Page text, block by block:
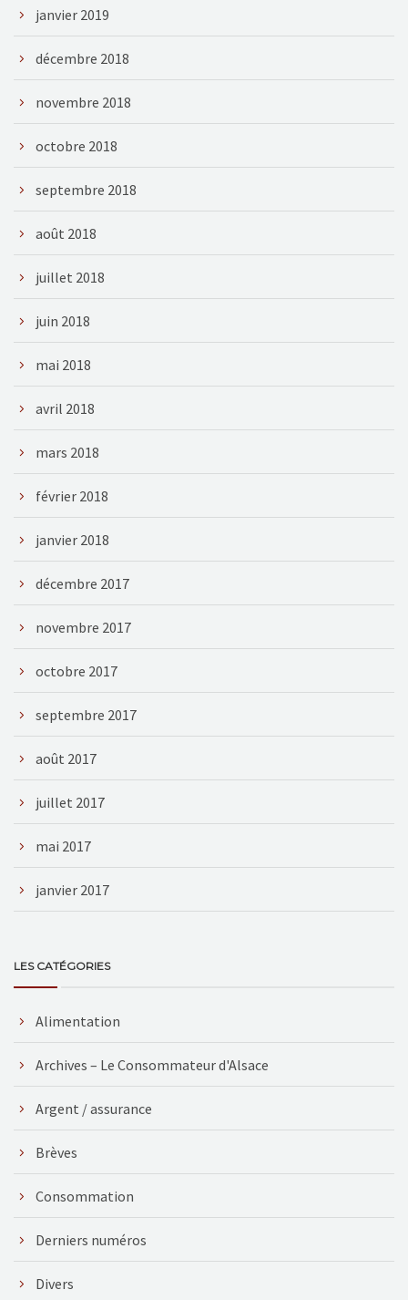
janvier 2019
décembre 2018
novembre 2018
octobre 2018
septembre 2018
août 2018
juillet 2018
juin 2018
mai 2018
avril 2018
mars 2018
février 2018
janvier 2018
décembre 2017
novembre 2017
octobre 2017
septembre 2017
août 2017
juillet 2017
mai 2017
janvier 2017
LES CATÉGORIES
Alimentation
Archives – Le Consommateur d'Alsace
Argent / assurance
Brèves
Consommation
Derniers numéros
Divers